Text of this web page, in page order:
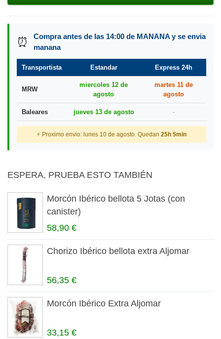
⏰
Compra antes de las 14:00 de MANANA y se envia
manana
Transportista Estandar Express 24h
MRW
miercoles 12 de
agosto
martes 11 de
agosto
Baleares jueves 13 de agosto -
⚡ Proximo envio: lunes 10 de agosto. Quedan 25h 5min
ESPERA, PRUEBA ESTO TAMBIÉN
Morcón Ibérico bellota 5 Jotas (con
canister)
58,90 €
Chorizo Ibérico bellota extra Aljomar
56,35 €
Morcón Ibérico Extra Aljomar
33,15 €